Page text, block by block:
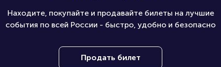
Находите, покупайте и продавайте билеты на лучшие
события по всей России - быстро, удобно и безопасно
Продать билет